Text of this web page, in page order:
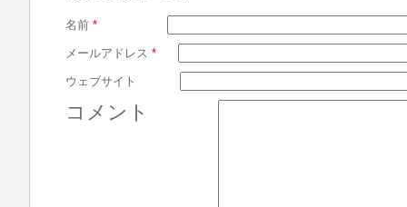
名前 *
メールアドレス *
ウェブサイト
コメント